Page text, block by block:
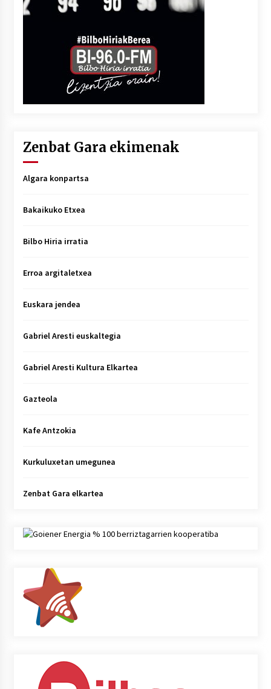
Zenbat Gara ekimenak
Algara konpartsa
Bakaikuko Etxea
Bilbo Hiria irratia
Erroa argitaletxea
Euskara jendea
Gabriel Aresti euskaltegia
Gabriel Aresti Kultura Elkartea
Gazteola
Kafe Antzokia
Kurkuluxetan umegunea
Zenbat Gara elkartea